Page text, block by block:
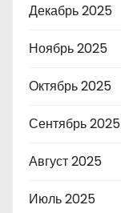
Декабрь 2025
Ноябрь 2025
Октябрь 2025
Сентябрь 2025
Август 2025
Июль 2025